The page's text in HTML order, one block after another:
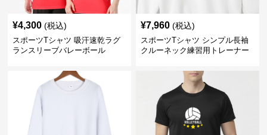
¥4,300 (税込)
スポーツTシャツ 吸汗速乾ラグ
ランスリーブバレーボール
¥7,960 (税込)
スポーツTシャツ シンプル長袖
クルーネック練習用トレーナー